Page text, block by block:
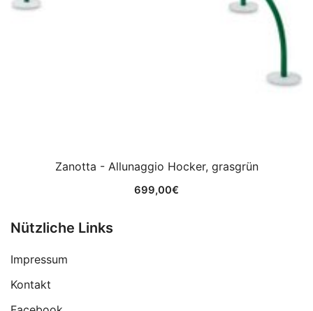
Zanotta - Allunaggio Hocker, grasgrün
699,00€
Nützliche Links
Impressum
Kontakt